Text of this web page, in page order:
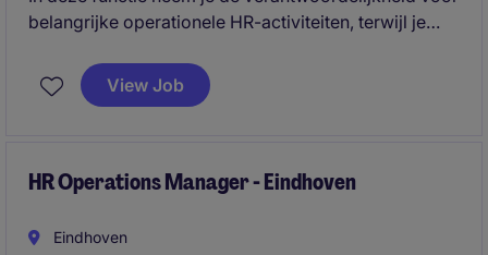
belangrijke operationele HR-activiteiten, terwijl je
stroomlijnen, systemen te optimaliseren en de manier
van werken te versterken. Deze functie biedt de
met verbeter-initiatieven op de langere termijn.
View Job
HR Operations Manager - Eindhoven
Eindhoven